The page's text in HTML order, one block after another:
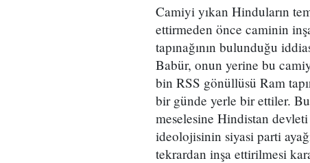
Camiyi yıkan Hinduların
ettirmeden önce caminin
tapınağının bulunduğu
Babür, onun yerine bu
bin RSS gönüllüsü Ram
bir günde yerle bir ettiler. Bu
meselesine Hindistan
ideolojisinin siyasi parti
tekrardan inşa ettirilmesi